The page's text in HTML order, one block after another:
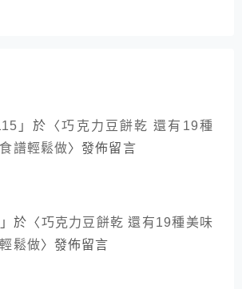
」於〈巧克力豆餅乾 還有19種
譜輕鬆做〉發佈留言
」於〈巧克力豆餅乾 還有19種美味
鬆做〉發佈留言